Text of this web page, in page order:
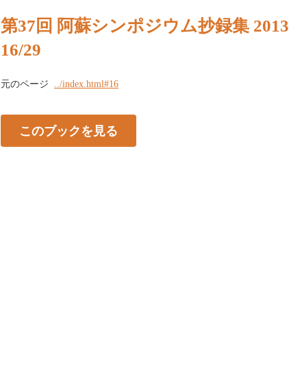
第37回 阿蘇シンポジウム抄録集 2013
16/29
元のページ ../index.html#16
このブックを見る